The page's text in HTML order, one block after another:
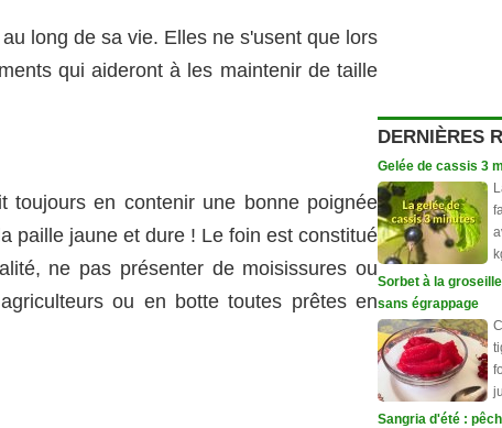
long de sa vie. Elles ne s'usent que lors
qui aideront à les maintenir de taille
en contenir une bonne poignée
paille jaune et dure ! Le foin est constitué
ne pas présenter de moisissures ou
ou en botte toutes prêtes en
DERNIÈRES
Gelée de cassis 3
Sorbet à la
sans égrappage
Sangria d'été :